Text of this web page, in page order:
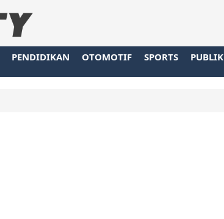
PENDIDIKAN OTOMOTIF SPORTS PUBLIK